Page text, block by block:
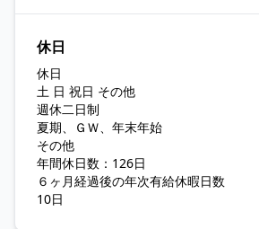
休日
休日
土 日 祝日 その他
週休二日制
夏期、ＧＷ、年末年始
その他
年間休日数：126日
６ヶ月経過後の年次有給休暇日数
10日